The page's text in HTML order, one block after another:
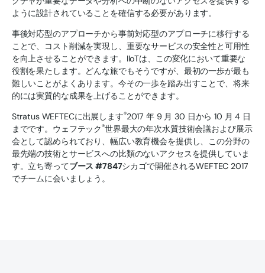
ように設計されていることを確信する必要があります。
事後対応型のアプローチから事前対応型のアプローチに移行する
ことで、コスト削減を実現し、重要なサービスの安全性と可用性
を向上させることができます。IIoTは、この変化において重要な
役割を果たします。どんな旅でもそうですが、最初の一歩が最も
難しいことがよくあります。今その一歩を踏み出すことで、将来
的には実質的な成果を上げることができます。
Stratus WEFTECに出展します®2017 年 9 月 30 日から 10 月 4 日
までです。ウェフテック®世界最大の年次水質技術会議および展示
会として認められており、幅広い教育機会を提供し、この分野の
最先端の技術とサービスへの比類のないアクセスを提供していま
す。立ち寄ってブース #7847シカゴで開催されるWEFTEC 2017
でチームに会いましょう。